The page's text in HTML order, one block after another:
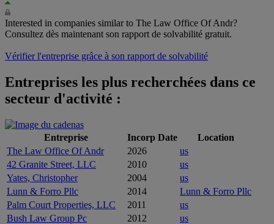
Interested in companies similar to The Law Office Of Andr?
Consultez dès maintenant son rapport de solvabilité gratuit.
Vérifier l'entreprise grâce à son rapport de solvabilité
Entreprises les plus recherchées dans ce
secteur d'activité :
Entreprise Incorp Date
Location
The Law Office Of Andr
2026
us
42 Granite Street, LLC
2010
us
Yates, Christopher
2004
us
Lunn & Forro Pllc
2014
Lunn & Forro Pllc
Palm Court Properties, LLC
2011
us
Bush Law Group Pc
2012
us